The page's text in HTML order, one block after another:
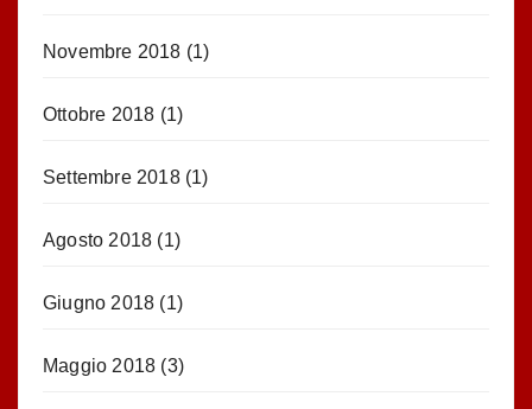
Novembre 2018 (1)
Ottobre 2018 (1)
Settembre 2018(1)
Agosto 2018 (1)
Giugno 2018 (1)
Maggio 2018 (3)